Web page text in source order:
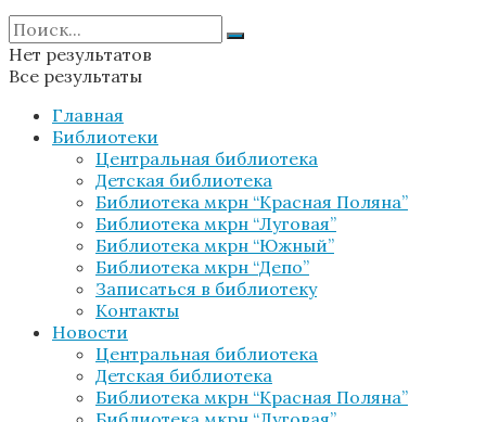
Нет результатов
Все результаты
Главная
Библиотеки
Центральная библиотека
Детская библиотека
Библиотека мкрн “Красная Поляна”
Библиотека мкрн “Луговая”
Библиотека мкрн “Южный”
Библиотека мкрн “Депо”
Записаться в библиотеку
Контакты
Новости
Центральная библиотека
Детская библиотека
Библиотека мкрн “Красная Поляна”